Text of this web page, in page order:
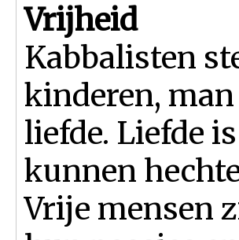
Vrijheid
Kabbalisten
kinderen, man
liefde. Liefde
kunnen
Vrije mensen